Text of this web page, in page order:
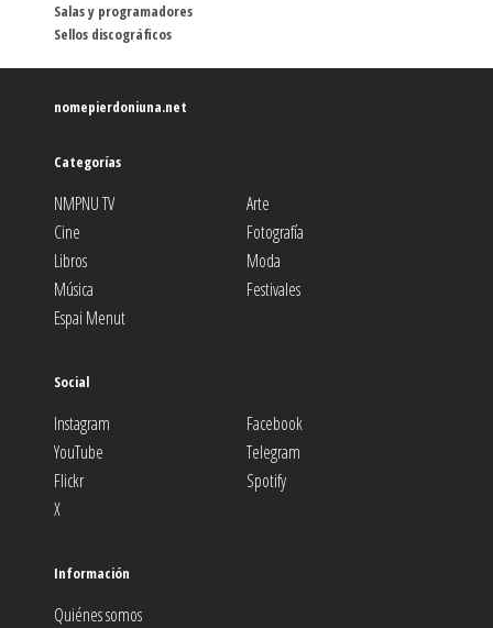
Salas y programadores
Sellos discográficos
nomepierdoniuna.net
Categorías
NMPNU TV
Arte
Cine
Fotografía
Libros
Moda
Música
Festivales
Espai Menut
Social
Instagram
Facebook
YouTube
Telegram
Flickr
Spotify
X
Información
Quiénes somos